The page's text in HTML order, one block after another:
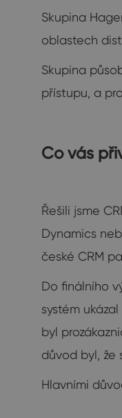
Skupina
oblastech
Skupina
přístupu, a
Co vás
Řešili jsme
Dynamics
české CRM
Do finálního
systém
byl
důvod byl, že
Hlavními